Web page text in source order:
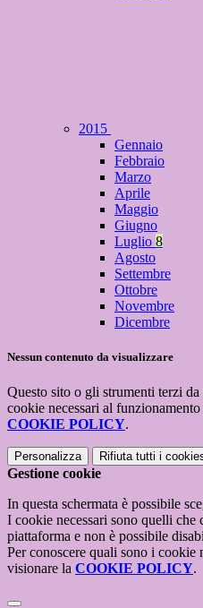
2015
Gennaio
Febbraio
Marzo
Aprile
Maggio
Giugno
Luglio 8
Agosto
Settembre
Ottobre
Novembre
Dicembre
Nessun contenuto da visualizzare
Questo sito o gli strumenti terzi
cookie necessari al
COOKIE POLICY.
Personalizza Rifiuta tutti i
Gestione cookie
In questa schermata è possibile
I cookie necessari sono quelli
piattaforma e non è possibile
Per conoscere quali sono i cookie
visionare la COOKIE POLICY.